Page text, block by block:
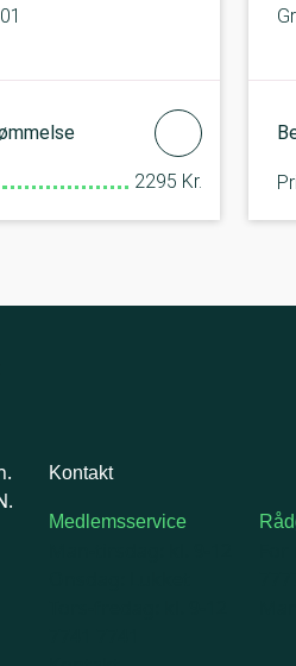
2295 Kr.
Kontakt
Medlemsservice